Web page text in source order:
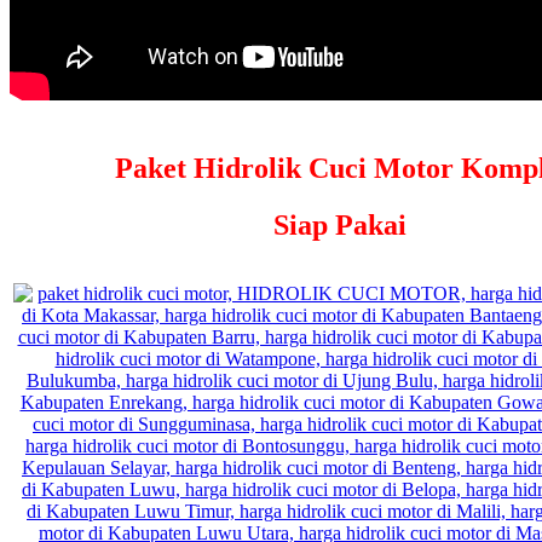
Paket Hidrolik Cuci Motor
Siap Pakai